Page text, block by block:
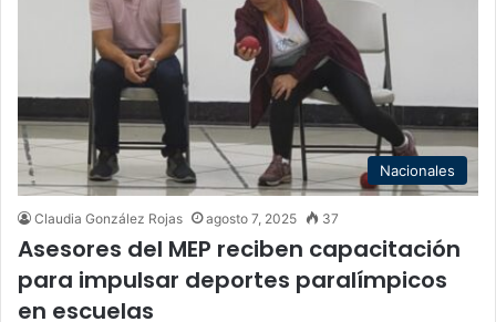
Nacionales
Claudia González Rojas agosto 7, 2025 37
Asesores del MEP reciben capacitación
para impulsar deportes paralímpicos
en escuelas